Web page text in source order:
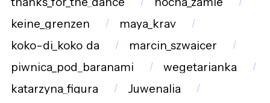
keine_grenzen
maya_krav
koko-di_koko_da
marcin_szwajcer
piwnica_pod_baranami
wegetarianka
katarzyna_figura
Juwenalia